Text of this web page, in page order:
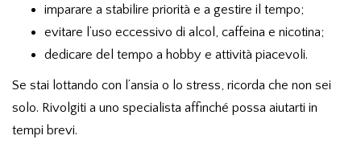
imparare a stabilire priorità e a gestire il tempo;
evitare l’uso eccessivo di alcol, caffeina e nicotina;
dedicare del tempo a hobby e attività piacevoli.
Se stai lottando con l’ansia o lo stress, ricorda che non sei
solo. Rivolgiti a uno specialista affinché possa aiutarti in
tempi brevi.